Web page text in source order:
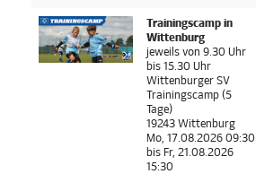
Trainingscamp in
Wittenburg
jeweils von 9.30 Uhr
bis 15.30 Uhr
Wittenburger SV
Trainingscamp (5
Tage)
19243 Wittenburg
Mo, 17.08.2026 09:30
bis Fr, 21.08.2026
15:30